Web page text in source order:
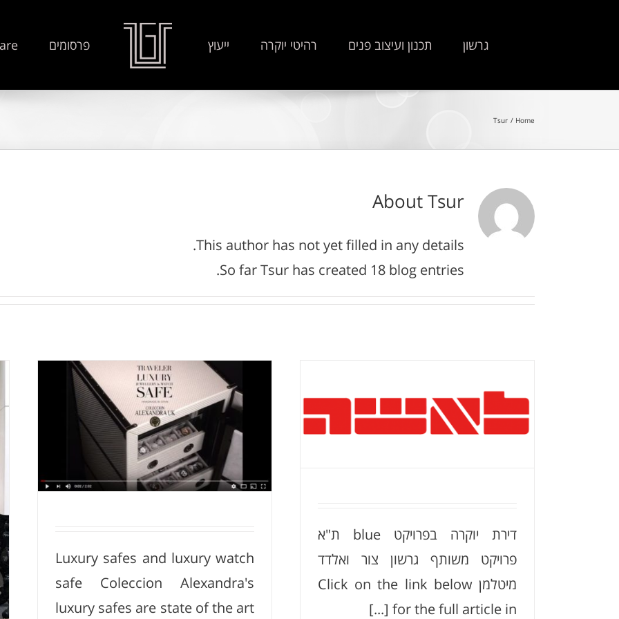
גרשון תכנון ועיצוב פנים רהיטי יוקרה ייעוץ פרסומים
Home
Tsur
AboutTsur
This author has not yet filled in any details.
So far Tsur has created 18 blog entries.
כתבה לאישה BLUE-TLV
דירת יוקרה בפרויקט blue ת"א
פרויקט משותף גרשון צור ואלדד
מיטלמן Click on the link below
for the full article in [...]
Luxury safes and luxury watch
safe Coleccion Alexandra's
luxury safes are state of the art